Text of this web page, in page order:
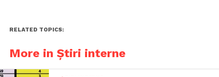
RELATED TOPICS:
More in Știri interne